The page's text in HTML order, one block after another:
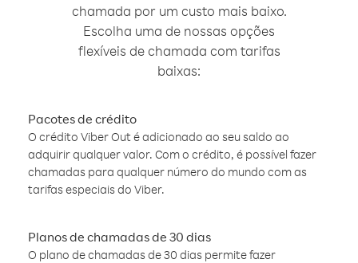
chamada por um custo mais baixo.
Escolha uma de nossas opções
flexíveis de chamada com tarifas
baixas:
Pacotes de crédito
O crédito Viber Out é adicionado ao seu saldo ao
adquirir qualquer valor. Com o crédito, é possível fazer
chamadas para qualquer número do mundo com as
tarifas especiais do Viber.
Planos de chamadas de 30 dias
O plano de chamadas de 30 dias permite fazer